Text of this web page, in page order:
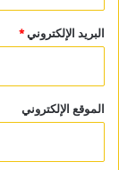
البريد الإلكتروني*
الموقع الإلكتروني